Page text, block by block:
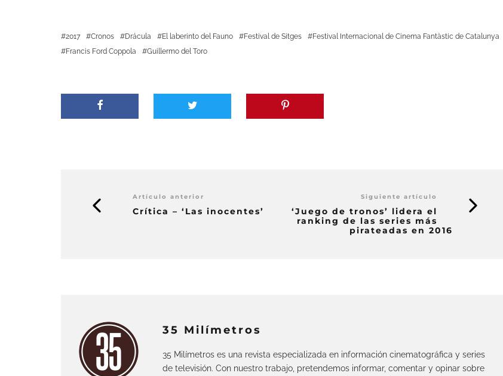
2017 Cronos Drácula El laberinto del Fauno Festival de Sitges
Festival Internacional de Cinema Fantàstic de Catalunya
Francis Ford Coppola
Guillermo del Toro
Artículo anterior
Crítica – ‘Las inocentes’
Siguiente artículo
‘Juego de tronos’ lidera el
ranking de las series más
pirateadas en 2016
35 Milímetros
35 Milímetros es una revista especializada en información cinematográfica y series
de televisión. Con nuestro trabajo, pretendemos informar, comentar y opinar sobre